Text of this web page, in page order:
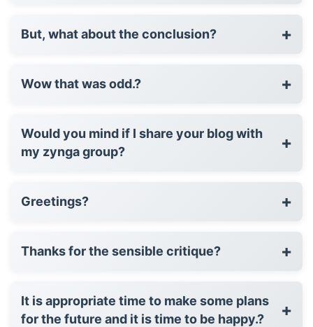
But, what about the conclusion? +
Wow that was odd.? +
Would you mind if I share your blog with
my zynga group?
+
Greetings? +
Thanks for the sensible critique? +
It is appropriate time to make some plans
for the future and it is time to be happy.?
+